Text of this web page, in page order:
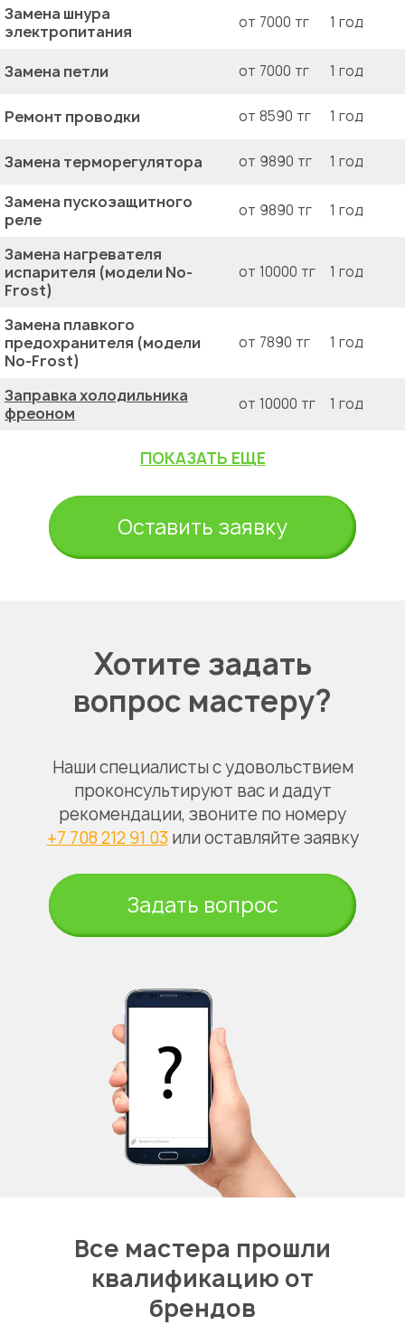
Замена шнура
электропитания
от 7000 тг 1 год
Замена петли от 7000 тг 1 год
Ремонт проводки от 8590 тг 1 год
Замена терморегулятора от 9890 тг 1 год
Замена пускозащитного
реле
от 9890 тг 1 год
Замена нагревателя
испарителя (модели No-
Frost)
от 10000 тг 1 год
Замена плавкого
предохранителя (модели
No-Frost)
от 7890 тг 1 год
Заправка холодильника
фреоном
от 10000 тг 1 год
ПОКАЗАТЬ ЕЩЕ
Оставить заявку
Хотите задать
вопрос мастеру?
Наши специалисты с удовольствием
проконсультируют вас и дадут
рекомендации, звоните по номеру
+7 708 212 91 03или оставляйте заявку
Задать вопрос
Все мастера прошли
квалификацию от
брендов